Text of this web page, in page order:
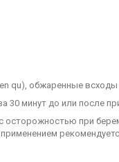
qu), обжаренные
минут до или после
при